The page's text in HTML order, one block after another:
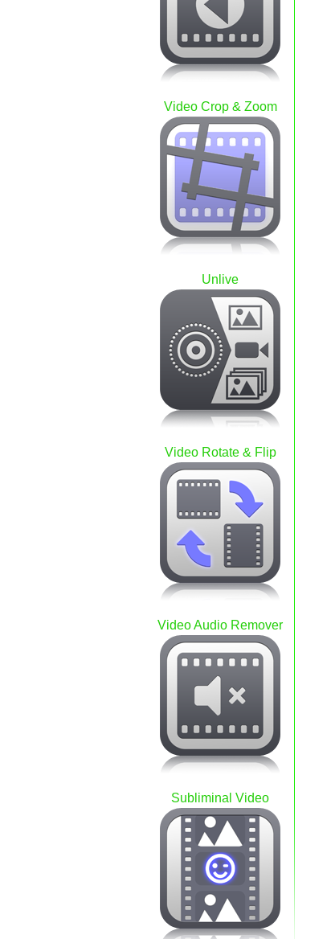
Video Crop & Zoom
Unlive
Video Rotate & Flip
Video Audio Remover
Subliminal Video